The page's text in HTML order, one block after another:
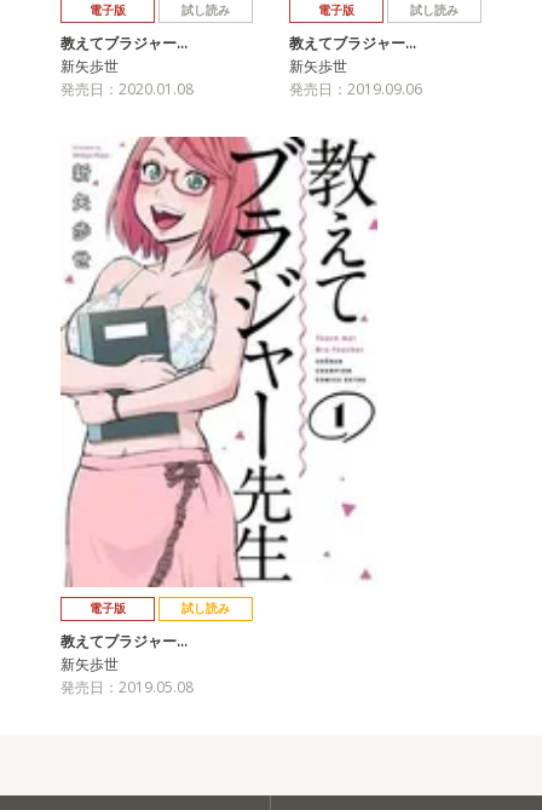
電子版 試し読み
教えてブラジャー…
新矢歩世
発売日：2020.01.08
電子版 試し読み
教えてブラジャー…
新矢歩世
発売日：2019.09.06
電子版 試し読み
教えてブラジャー…
新矢歩世
発売日：2019.05.08